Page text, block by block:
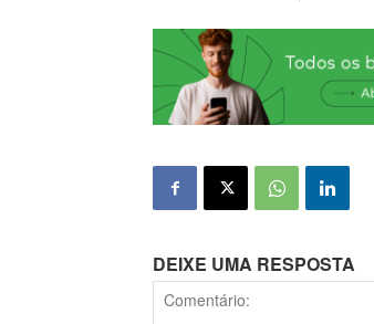
DEIXE UMA RESPOSTA